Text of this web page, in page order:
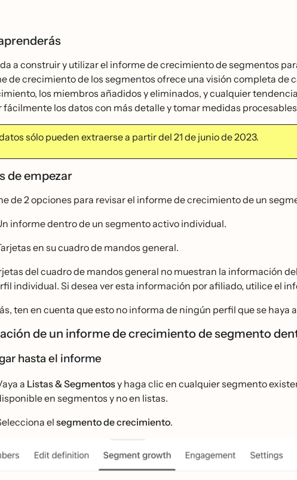
a construir y utilizar el informe de crecimiento de segmentos
de crecimiento de los segmentos ofrece una visión completa de
los miembros añadidos y eliminados, y cualquier
fácilmente los datos con más detalle y tomar medidas
sólo pueden extraerse a partir del 21 de junio de 2023.
de empezar
de 2 opciones para revisar el informe de crecimiento de un
informe dentro de un segmento activo individual.
en su cuadro de mandos general.
del cuadro de mandos general no muestran la información
individual. Si desea ver esta información por afiliado, utilice el
ten en cuenta que esto no informa de ningún perfil que se haya
de un informe de crecimiento de segmento
hasta el informe
a Listas & Segmentosy haga clic en cualquier segmento
en segmentos y no en listas.
el segmento de crecimiento.